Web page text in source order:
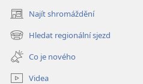
Najít shromáždění
(otevřeno
nové
okno)
Hledat regionální sjezd
(otevřeno
nové
okno)
Co je nového
Videa